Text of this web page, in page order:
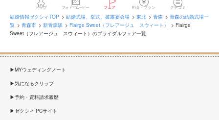
トップ フォト・ムービー フェア 料金・プラン クチコミ
結婚情報ゼクシィTOP 結婚式場、挙式、披露宴会場 東北 青森
青森の結婚式場一
覧
青森市 新青森駅 Flairge Sweet（フレアージュ スウィート）
Flairge
Sweet（フレアージュ スウィート）のブライダルフェア一覧
MYウェディングノート
気になるクリップ
予約・資料請求履歴
ゼクシィ PCサイト